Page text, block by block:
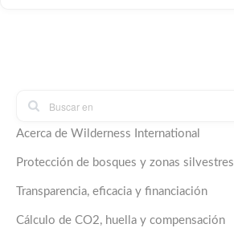
Acerca de Wilderness International
Protección de bosques y zonas silvestres
Transparencia, eficacia y financiación
Cálculo de CO2, huella y compensación